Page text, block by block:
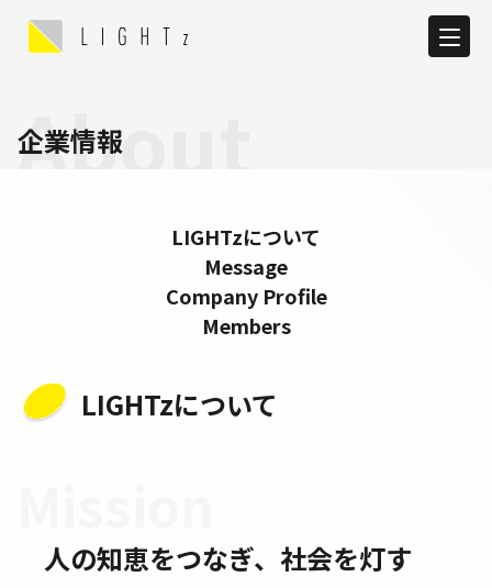
企業情報
About
LIGHTzについて
Message
Company Profile
Members
LIGHTzについて
人の知恵をつなぎ、社会を灯す